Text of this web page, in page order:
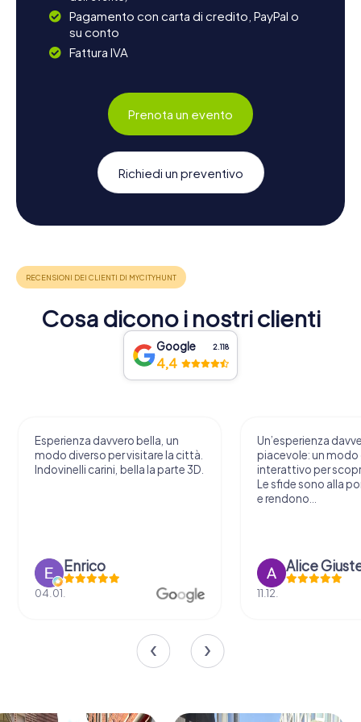
Pagamento con carta di credito, PayPal o
su conto
Fattura IVA
Prenota un evento
Richiedi un preventivo
Cosa dicono i nostri clienti
Google 2.118
4,4
Esperienza davvero bella, un
modo diverso per visitare la città.
Indovinelli carini, bella la parte 3D.
Enrico
04.01.
Un’esperienza
piacevole: un modo
interattivo per
Le sfide sono alla
e rendono...
Alice
11.12.